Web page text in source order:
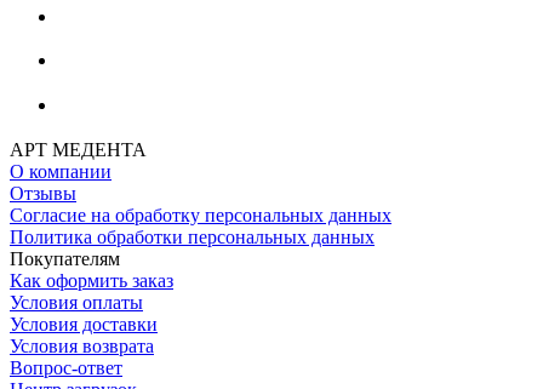
АРТ МЕДЕНТА
О компании
Отзывы
Согласие на обработку персональных данных
Политика обработки персональных данных
Покупателям
Как оформить заказ
Условия оплаты
Условия доставки
Условия возврата
Вопрос-ответ